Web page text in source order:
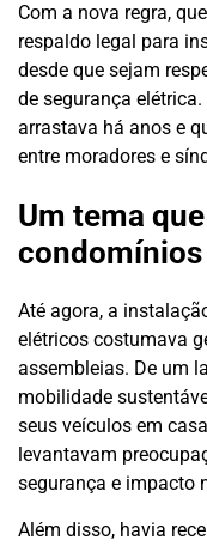
Com a nova regra,
respaldo legal para
desde que sejam
de segurança
arrastava há anos e
entre moradores e
Um tema
condomínios
Até agora, a
elétricos costumava
assembleias. De um
mobilidade
seus veículos em
levantavam
segurança e impacto
Além disso, havia